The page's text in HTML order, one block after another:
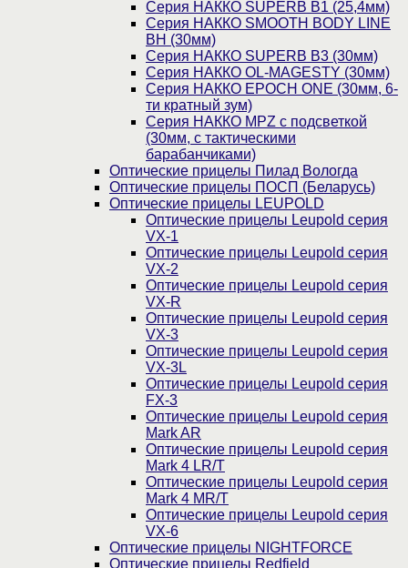
Серия НАККО SUPERB B1 (25,4мм)
Серия НАККО SMOOTH BODY LINE
BH (30мм)
Серия НАККО SUPERB B3 (30мм)
Серия НАККО OL-MAGESTY (30мм)
Серия НАККО EPOCH ONE (30мм, 6-
ти кратный зум)
Серия НАККО MPZ с подсветкой
(30мм, c тактическими
барабанчиками)
Оптические прицелы Пилад Вологда
Оптические прицелы ПОСП (Беларусь)
Оптические прицелы LEUPOLD
Оптические прицелы Leupold серия
VX-1
Оптические прицелы Leupold серия
VX-2
Оптические прицелы Leupold серия
VX-R
Оптические прицелы Leupold серия
VX-3
Оптические прицелы Leupold серия
VX-3L
Оптические прицелы Leupold серия
FX-3
Оптические прицелы Leupold серия
Mark AR
Оптические прицелы Leupold серия
Mark 4 LR/T
Оптические прицелы Leupold серия
Mark 4 MR/T
Оптические прицелы Leupold серия
VX-6
Оптические прицелы NIGHTFORCE
Оптические прицелы Redfield